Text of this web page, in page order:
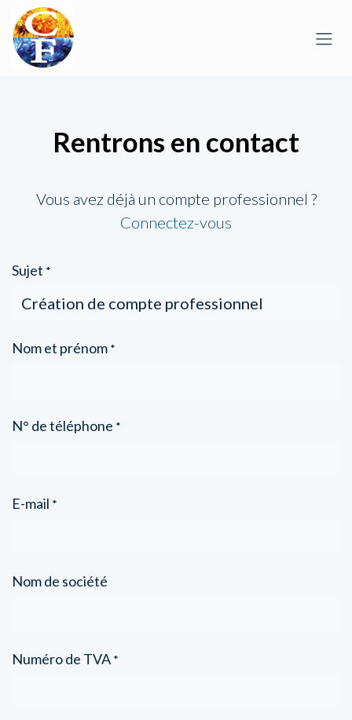
İçereği Atla
Rentrons en contact
Vous avez déjà un compte professionnel ?
Connectez-vous
Sujet *
Nom et prénom *
N° de téléphone *
E-mail *
Nom de société
Numéro de TVA *